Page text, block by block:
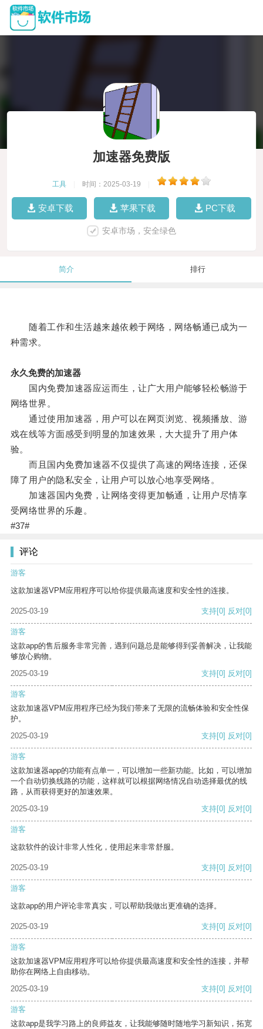
加速器免费版
工具 时间：2025-03-19
安卓下载 苹果下载 PC下载
安卓市场，安全绿色
简介 排行
随着工作和生活越来越依赖于网络，网络畅通已成为一
种需求。
永久免费的加速器
国内免费加速器应运而生，让广大用户能够轻松畅游于
网络世界。
通过使用加速器，用户可以在网页浏览、视频播放、游
戏在线等方面感受到明显的加速效果，大大提升了用户体
验。
而且国内免费加速器不仅提供了高速的网络连接，还保
障了用户的隐私安全，让用户可以放心地享受网络。
加速器国内免费，让网络变得更加畅通，让用户尽情享
受网络世界的乐趣。
#37#
评论
游客
这款加速器VPM应用程序可以给你提供最高速度和安全性的连接。
2025-03-19 支持[0] 反对[0]
游客
这款app的售后服务非常完善，遇到问题总是能够得到妥善解决，让我能
够放心购物。
2025-03-19
支持[0] 反对[0]
游客
这款加速器VPM应用程序已经为我们带来了无限的流畅体验和安全性保
护。
2025-03-19
支持[0] 反对[0]
游客
这款加速器app的功能有点单一，可以增加一些新功能。比如，可以增加
一个自动切换线路的功能，这样就可以根据网络情况自动选择最优的线
路，从而获得更好的加速效果。
2025-03-19
支持[0] 反对[0]
游客
这款软件的设计非常人性化，使用起来非常舒服。
2025-03-19 支持[0] 反对[0]
游客
这款app的用户评论非常真实，可以帮助我做出更准确的选择。
2025-03-19 支持[0] 反对[0]
游客
这款加速器VPM应用程序可以给你提供最高速度和安全性的连接，并帮
助你在网络上自由移动。
2025-03-19
支持[0] 反对[0]
游客
这款app是我学习路上的良师益友，让我能够随时随地学习新知识，拓宽